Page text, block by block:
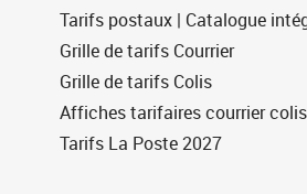
Tarifs postaux | Catalogue
Grille de tarifs Courrier
Grille de tarifs Colis
Affiches tarifaires courrier colis
Tarifs La Poste 2027